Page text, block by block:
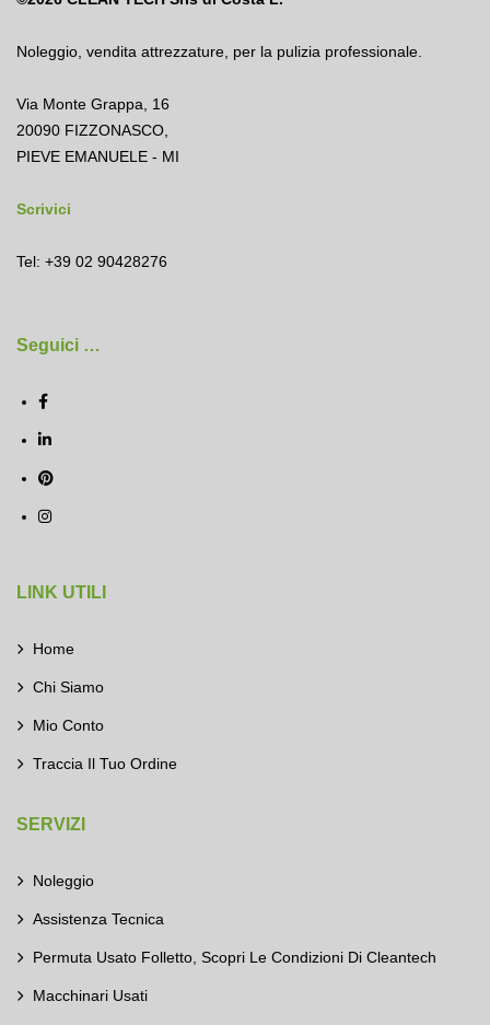
Noleggio vendita attrezzature per la pulizia professionale.
Via Monte Grappa, 16
20090 FIZZONASCO,
PIEVE EMANUELE - MI
Scrivici
Tel: +39 02 90428276
Seguici …
LINK UTILI
Home
Chi Siamo
Mio Conto
Traccia Il Tuo Ordine
SERVIZI
Noleggio
Assistenza Tecnica
Permuta Usato Folletto, Scopri Le Condizioni Di Cleantech
Macchinari Usati